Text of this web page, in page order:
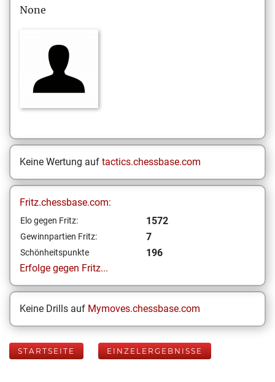
None
Keine Wertung auf tactics.chessbase.com
Fritz.chessbase.com:
Elo gegen Fritz: 1572
Gewinnpartien Fritz: 7
Schönheitspunkte
196
Erfolge gegen Fritz...
Keine Drills auf Mymoves.chessbase.com
STARTSEITE EINZELERGEBNISSE